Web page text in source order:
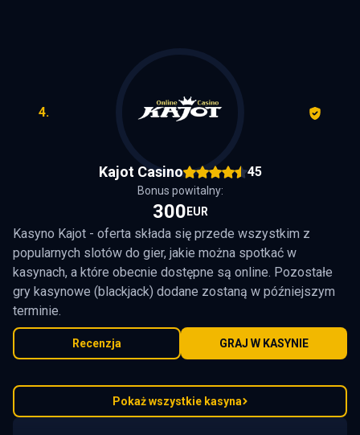
4.
Kajot Casino 45
Bonus powitalny:
300 EUR
Kasyno Kajot - oferta składa się przede wszystkim z
popularnych slotów do gier, jakie można spotkać w
kasynach, a które obecnie dostępne są online. Pozostałe
gry kasynowe (blackjack) dodane zostaną w późniejszym
terminie.
Recenzja GRAJ W KASYNIE
Pokaż wszystkie kasyna